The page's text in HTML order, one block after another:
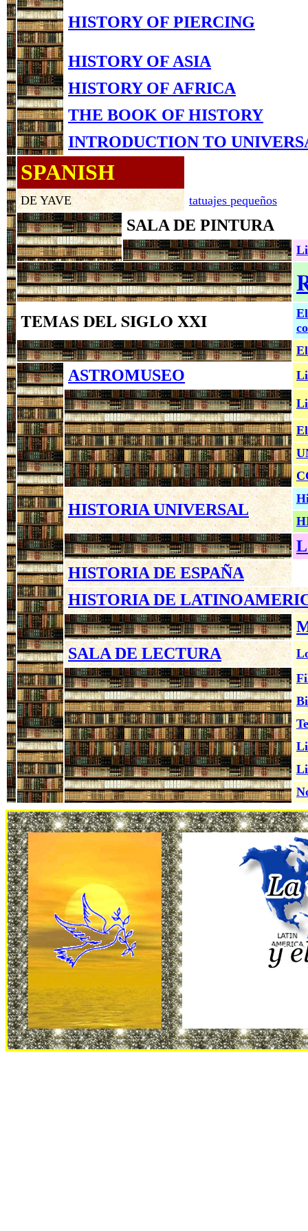
HISTORY OF PIERCING
HISTORY OF ASIA
HISTORY OF AFRICA
THE BOOK OF HISTORY
INTRODUCTION TO
SPANISH
DE YAVE tatuajes pequeños
SALA DE PINTURA
TEMAS DEL SIGLO XXI
ASTROMUSEO
HISTORIA UNIVERSAL
HISTORIA DE ESPAÑA
HISTORIA DE
SALA DE LECTURA